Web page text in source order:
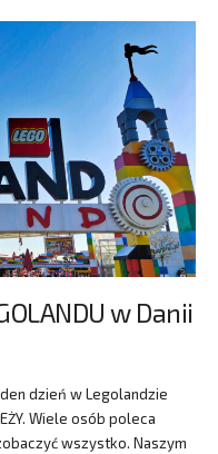
w Danii
dzień w Legolandzie
Wiele osób poleca
wszystko. Naszym